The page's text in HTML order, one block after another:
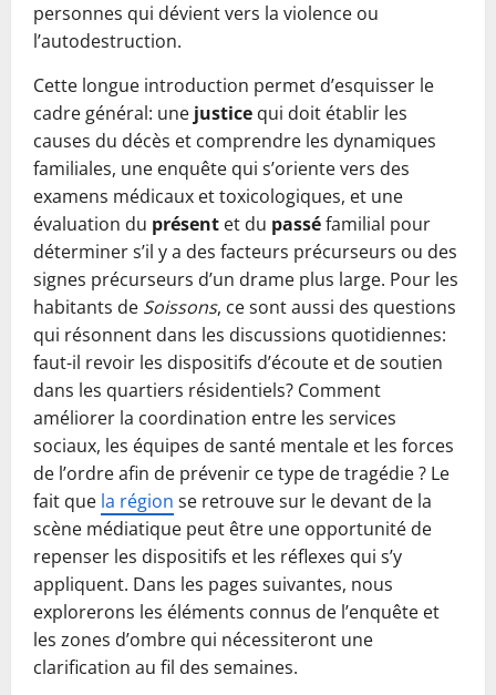
personnes qui dévient vers la violence ou
l’autodestruction.
Cette longue introduction permet d’esquisser le
cadre général: une justice qui doit établir les
causes du décès et comprendre les dynamiques
familiales, une enquête qui s’oriente vers des
examens médicaux et toxicologiques, et une
évaluation du présent et du passéfamilial pour
déterminer s’il y a des facteurs précurseurs ou des
signes précurseurs d’un drame plus large. Pour les
habitants de Soissons, ce sont aussi des questions
qui résonnent dans les discussions quotidiennes:
faut-il revoir les dispositifs d’écoute et de soutien
dans les quartiers résidentiels? Comment
améliorer la coordination entre les services
sociaux, les équipes de santé mentale et les forces
de l’ordre afin de prévenir ce type de tragédie ? Le
fait que la région se retrouve sur le devant de la
scène médiatique peut être une opportunité de
repenser les dispositifs et les réflexes qui s’y
appliquent. Dans les pages suivantes, nous
explorerons les éléments connus de l’enquête et
les zones d’ombre qui nécessiteront une
clarification au fil des semaines.